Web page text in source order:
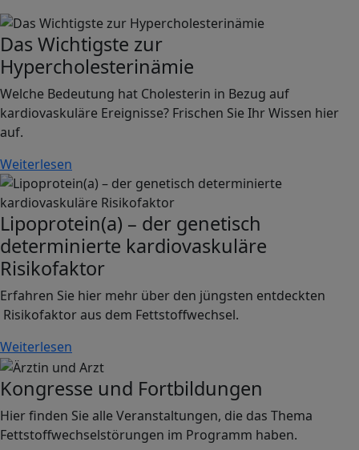
Image
Das Wichtigste zur
Hypercholesterinämie
Welche Bedeutung hat Cholesterin in Bezug auf
kardiovaskuläre Ereignisse? Frischen Sie Ihr Wissen hier
auf.
Weiterlesen
Image
Lipoprotein(a) – der genetisch
determinierte kardiovaskuläre
Risikofaktor
Erfahren Sie hier mehr über den jüngsten entdeckten
Risikofaktor aus dem Fettstoffwechsel.
Weiterlesen
Image
Kongresse und Fortbildungen
Hier finden Sie alle Veranstaltungen, die das Thema
Fettstoffwechselstörungen im Programm haben.